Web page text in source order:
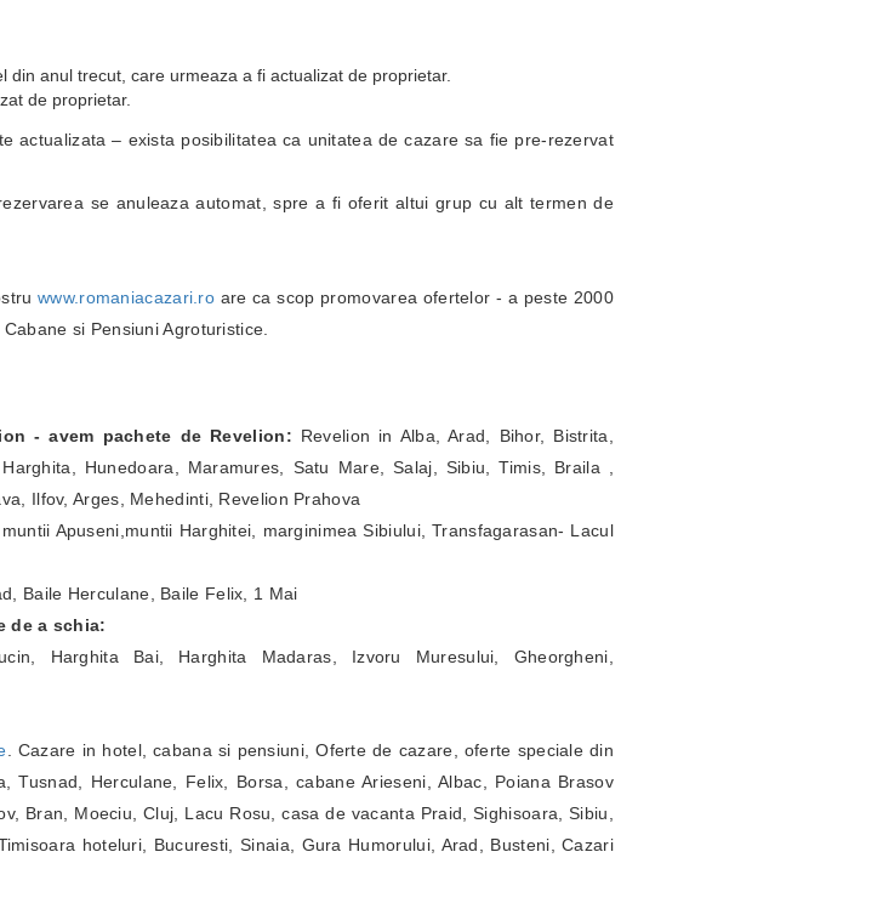
anul trecut, care urmeaza a fi actualizat de proprietar.
de proprietar.
actualizata – exista posibilitatea ca unitatea de cazare sa fie pre-rezervat
se anuleaza automat, spre a fi oferit altui grup cu alt termen de
www.romaniacazari.ro are ca scop promovarea ofertelor - a peste 2000
si Pensiuni Agroturistice.
- avem pachete de Revelion: Revelion in Alba, Arad, Bihor, Bistrita,
Hunedoara, Maramures, Satu Mare, Salaj, Sibiu, Timis, Braila ,
Ilfov, Arges, Mehedinti, Revelion Prahova
Apuseni,muntii Harghitei, marginimea Sibiului, Transfagarasan- Lacul
Baile Herculane, Baile Felix, 1 Mai
de a schia:
Harghita Bai, Harghita Madaras, Izvoru Muresului, Gheorgheni,
. Cazare in hotel, cabana si pensiuni, Oferte de cazare, oferte speciale din
Tusnad, Herculane, Felix, Borsa, cabane Arieseni, Albac, Poiana Brasov
Bran, Moeciu, Cluj, Lacu Rosu, casa de vacanta Praid, Sighisoara, Sibiu,
hoteluri, Bucuresti, Sinaia, Gura Humorului, Arad, Busteni, Cazari